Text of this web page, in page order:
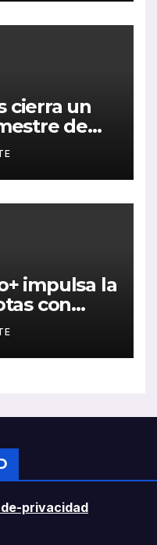
cierra un
de
en
impulsa la
con
eléctricos
privacidad